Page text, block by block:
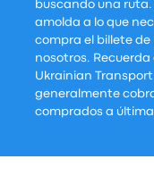
buscando una ruta.
amolda a lo que
compra el billete de
nosotros.
Ukrainian
generalmente
comprados a